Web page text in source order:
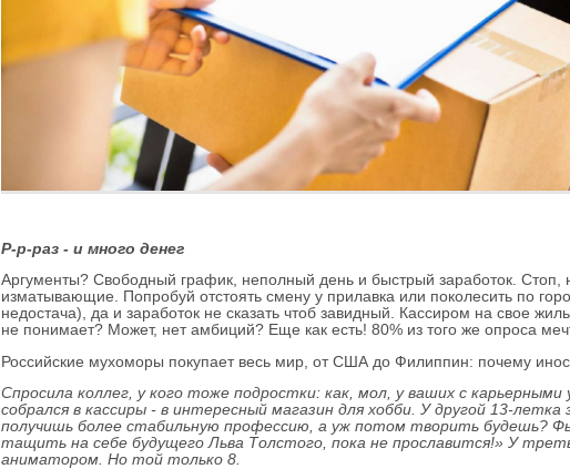
Р-р-раз - и много денег
Аргументы? Свободный график, неполный день и быстрый заработок.
изматывающие. Попробуй отстоять смену у прилавка или поколесить по
недостача), да и заработок не сказать чтоб завидный. Кассиром на свое
не понимает? Может, нет амбиций? Еще как есть! 80% из того же опроса
Российские мухоморы покупает весь мир, от США до Филиппин: почему
Спросила коллег, у кого тоже подростки: как, мол, у ваших с
собрался в кассиры - в интересный магазин для хобби. У другой 13-
получишь более стабильную профессию, а уж потом творить будешь?
тащить на себе будущего Льва Толстого, пока не прославится!» У
аниматором. Но той только 8.